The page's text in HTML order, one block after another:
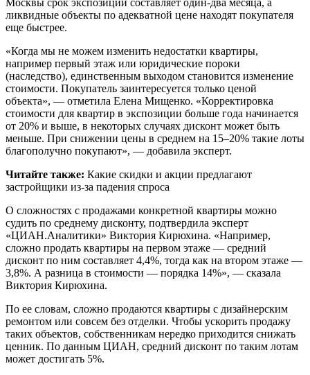
ликвидные объекты по адекватной цене находят покупателя
еще быстрее.
«Когда мы не можем изменить недостатки квартиры,
например первый этаж или юридические пороки
(наследство), единственным выходом становится изменение
стоимости. Покупатель заинтересуется только ценой
объекта», — отметила Елена Мищенко. «Корректировка
стоимости для квартир в экспозиции больше года начинается
от 20% и выше, в некоторых случаях дисконт может быть
меньше. При снижении цены в среднем на 15–20% такие лоты
благополучно покупают», — добавила эксперт.
Читайте также: Какие скидки и акции предлагают
застройщики из-за падения спроса
О сложностях с продажами конкретной квартиры можно
судить по среднему дисконту, подтвердила эксперт
«ЦИАН.Аналитики» Виктория Кирюхина. «Например,
сложно продать квартиры на первом этаже — средний
дисконт по ним составляет 4,4%, тогда как на втором этаже —
3,8%. А разница в стоимости — порядка 14%», — сказала
Виктория Кирюхина.
По ее словам, сложно продаются квартиры с дизайнерским
ремонтом или совсем без отделки. Чтобы ускорить продажу
таких объектов, собственникам нередко приходится снижать
ценник. По данным ЦИАН, средний дисконт по таким лотам
может достигать 5%.